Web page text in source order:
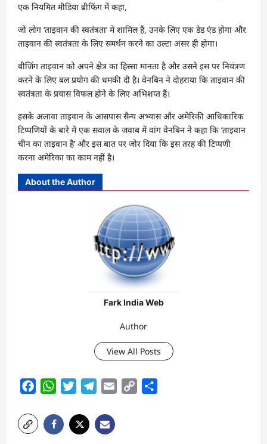
एक नियमित मीडिया ब्रीफिंग में कहा,
जो लोग ‘ताइवान की स्वतंत्रता’ में शामिल हैं, उनके लिए एक डेड एंड होगा और
ताइवान की स्वतंत्रता के लिए समर्थन करने का उल्टा असर ही होगा।
बीजिंग ताइवान को अपने क्षेत्र का हिस्सा मानता है और उसने इस पर नियंत्रण
करने के लिए बल प्रयोग की धमकी दी है। वेनबिन ने दोहराया कि ताइवान की
स्वतंत्रता के प्रयास विफल होने के लिए अभिशप्त हैं।
इसके अलावा ताइवान के आसपास सैन्य अभ्यास और अमेरिकी आधिकारिक
टिप्पणियों के बारे में एक सवाल के जवाब में वांग वेनबिन ने कहा कि ‘ताइवान
चीन का ताइवान है’ और इस बात पर जोर दिया कि इस तरह की टिप्पणी
करना अमेरिका का काम नहीं है।
About the Author
Fark India Web
Author
View All Posts
FacebookWhatsAppTwitterTelegram
Email
Copy